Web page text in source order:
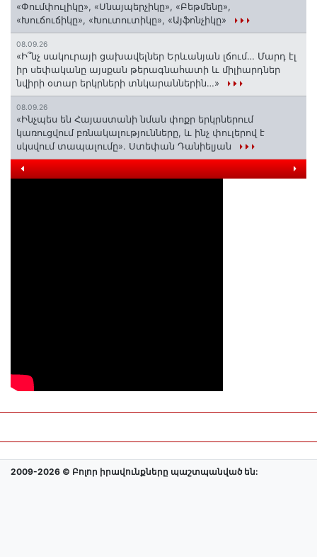
«Փումփուլիկը», «Սնայպերչիկը», «Բեթմենը»,
«Խուճուճիկը», «Խուտուտիկը», «Այֆոնչիկը»
08.09.26
«Ի՞նչ սակուրայի ցախավելներ Երևանյան լճում… Մարդ էլ
իր սեփականը այսքան թերագնահատի և միլիարդներ
նվիրի օտար երկրների տնկարաններին…»
08.09.26
«Ինչպես են Հայաստանի նման փոքր երկրներում
կառուցվում բռնակալությունները, և ինչ փուլերով է
սկսվում տապալումը». Ստեփան Դանիելյան
2009-2026 © Բոլոր իրավունքները պաշտպանված են: